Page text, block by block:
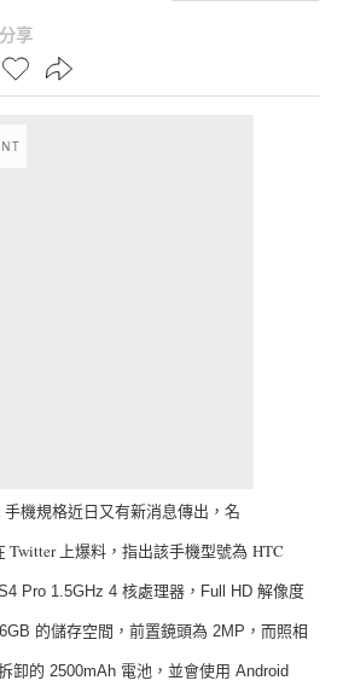
分享
手機規格近日又有新消息傳出，名
Twitter 上爆料，指出該手機型號為 HTC
Pro 1.5GHz 4 核處理器， Full HD 解像度
的儲存空間，前置鏡頭為 2MP ，而照相
卸的 2500mAh 電池，並會使用 Android